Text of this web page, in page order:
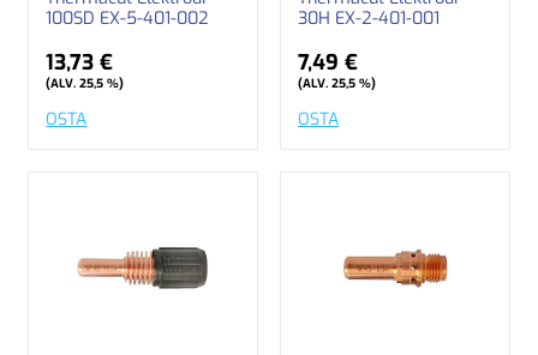
100SD EX-5-401-002
13,73 €
(ALV. 25,5 %)
OSTA
30H EX-2-401-001
7,49 €
(ALV. 25,5 %)
OSTA